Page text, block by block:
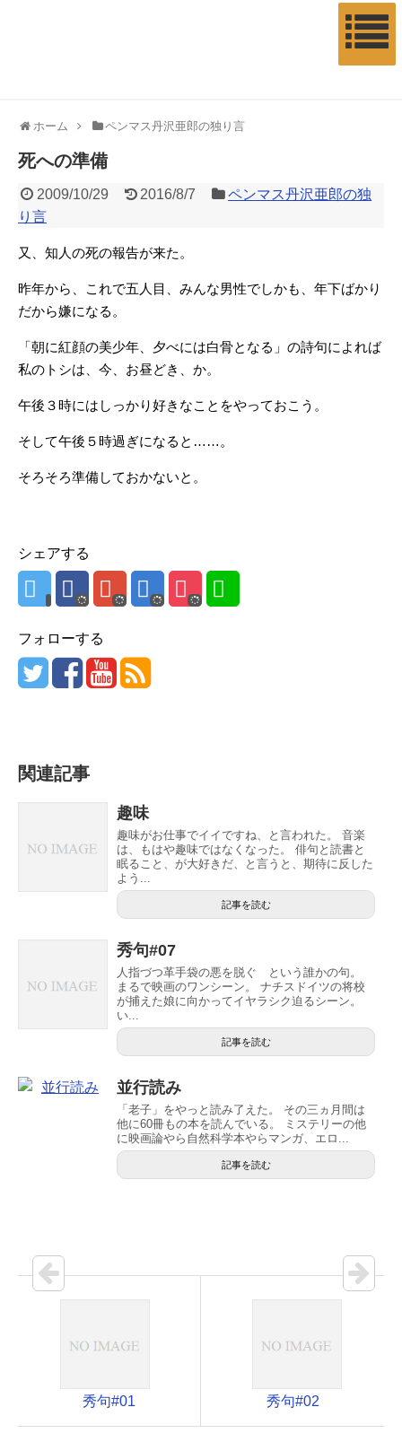
ホーム ペンマス丹沢亜郎の独り言
死への準備
2009/10/29 2016/8/7
ペンマス丹沢亜郎の独
り言
又、知人の死の報告が来た。
昨年から、これで五人目、みんな男性でしかも、年下ばかり
だから嫌になる。
「朝に紅顔の美少年、夕べには白骨となる」の詩句によれば
私のトシは、今、お昼どき、か。
午後３時にはしっかり好きなことをやっておこう。
そして午後５時過ぎになると……。
そろそろ準備しておかないと。
シェアする
フォローする
関連記事
趣味
趣味がお仕事でイイですね、と言われた。 音楽
は、もはや趣味ではなくなった。 俳句と読書と
眠ること、が大好きだ、と言うと、期待に反した
よう...
記事を読む
秀句#07
人指づつ革手袋の悪を脱ぐ という誰かの句。
まるで映画のワンシーン。 ナチスドイツの将校
が捕えた娘に向かってイヤラシク迫るシーン。
い...
記事を読む
並行読み
「老子」をやっと読み了えた。 その三ヵ月間は
他に60冊もの本を読んでいる。 ミステリーの他
に映画論やら自然科学本やらマンガ、エロ...
記事を読む
秀句#01 秀句#02